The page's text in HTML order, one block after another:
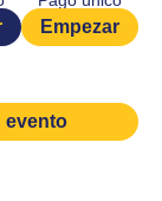
Empezar
evento